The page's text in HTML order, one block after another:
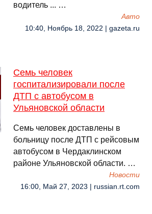
водитель ... …
Авто
10:40, Ноябрь 18, 2022 | gazeta.ru
Семь человек
госпитализировали после
ДТП с автобусом в
Ульяновской области
Семь человек доставлены в
больницу после ДТП с рейсовым
автобусом в Чердаклинском
районе Ульяновской области. …
Новости
16:00, Май 27, 2023 | russian.rt.com